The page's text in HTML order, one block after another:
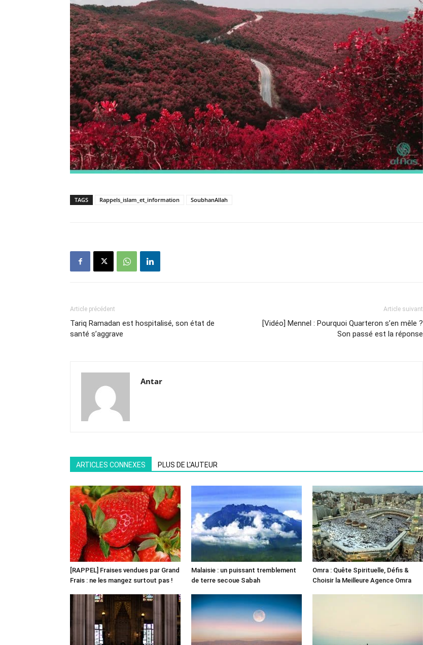
TAGS Rappels_islam_et_information SoubhanAllah
Article précédent
Tariq Ramadan est hospitalisé, son état de
santé s’aggrave
Article suivant
[Vidéo] Mennel : Pourquoi Quarteron s’en mêle ?
Son passé est la réponse
Antar
ARTICLES CONNEXES PLUS DE L'AUTEUR
[RAPPEL] Fraises vendues par Grand
Frais : ne les mangez surtout pas !
Malaisie : un puissant tremblement
de terre secoue Sabah
Omra : Quête Spirituelle, Défis &
Choisir la Meilleure Agence Omra